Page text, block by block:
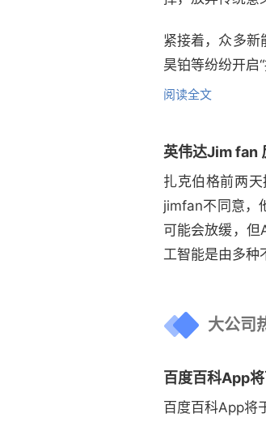
紧接着，众多新
昊铂等纷纷开启
阅读全文
英伟达Jim fan
扎克伯格前两
jimfan不同意，
可能会放缓，但
工智能是由多种
大公司
百度百科App
百度百科App将